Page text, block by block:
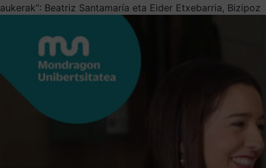
aukerak“: Beatriz Santamaría eta Eider Etxebarria, Bizipoz